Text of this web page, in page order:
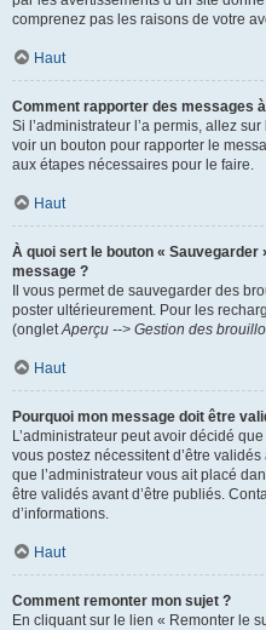
comprenez pas les raisons de votre
Haut
Comment rapporter des messages
Si l’administrateur l’a permis, allez
voir un bouton pour rapporter le
aux étapes nécessaires pour le faire.
Haut
À quoi sert le bouton « Sauvegarder
message ?
Il vous permet de sauvegarder des
poster ultérieurement. Pour les
(ongletAperçu --> Gestion des
Haut
Pourquoi mon message doit être
L’administrateur peut avoir décidé
vous postez nécessitent d’être
que l’administrateur vous ait placé
être validés avant d’être publiés.
d’informations.
Haut
Comment remonter mon sujet ?
En cliquant sur le lien « Remonter le